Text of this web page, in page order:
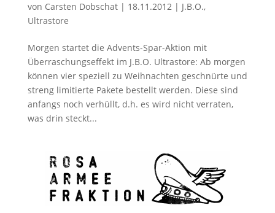
von Carsten Dobschat| 18.11.2012| J.B.O.,
Ultrastore
Morgen startet die Advents-Spar-Aktion mit
Überraschungseffekt im J.B.O. Ultrastore: Ab morgen
können vier speziell zu Weihnachten geschnürte und
streng limitierte Pakete bestellt werden. Diese sind
anfangs noch verhüllt, d.h. es wird nicht verraten,
was drin steckt...